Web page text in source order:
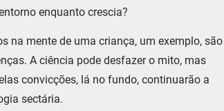
enquanto crescia?
na mente de uma criança, um exemplo, são
A ciência pode desfazer o mito, mas
convicções, lá no fundo, continuarão a
sectária.